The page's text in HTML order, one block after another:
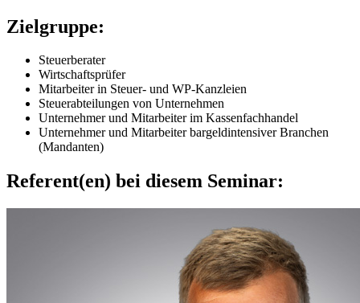
Zielgruppe:
Steuerberater
Wirtschaftsprüfer
Mitarbeiter in Steuer- und WP-Kanzleien
Steuerabteilungen von Unternehmen
Unternehmer und Mitarbeiter im Kassenfachhandel
Unternehmer und Mitarbeiter bargeldintensiver Branchen
(Mandanten)
Referent(en) bei diesem Seminar: